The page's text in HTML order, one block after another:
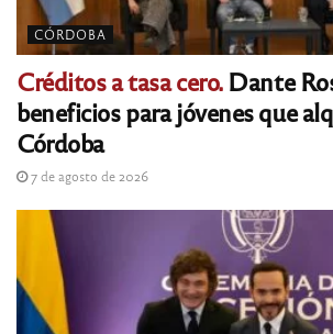
CÓRDOBA
Créditos a tasa cero.Dante
beneficios para jóvenes que
Córdoba
7 de agosto de 2026